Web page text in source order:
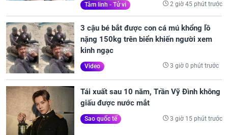
Tâm linh - Tử vi 2 giờ 45 phút trước
3 cậu bé bắt được con cá mú khổng lồ
nặng 150kg trên biển khiến người xem
kinh ngạc
Video 3 giờ 0 phút trước
Tái xuất sau 10 năm, Trần Vỹ Đình không
giấu được nước mắt
Sao quốc tế 3 giờ 15 phút trước